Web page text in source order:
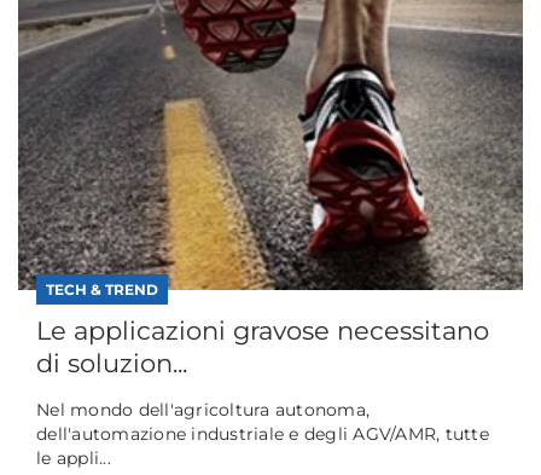
TECH & TREND
Le applicazioni gravose necessitano
di soluzion...
Nel mondo dell'agricoltura autonoma,
dell'automazione industriale e degli AGV/AMR, tutte
le appli...